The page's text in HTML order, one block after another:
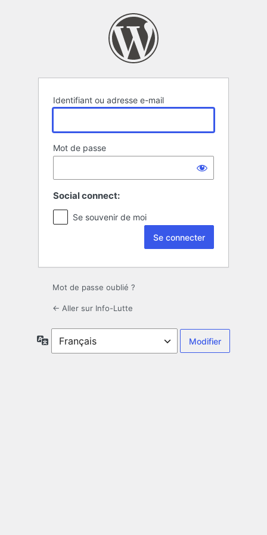
Identifiant ou adresse e-mail
Mot de passe
Social connect:
Se souvenir de moi
Mot de passe oublié ?
← Aller sur Info-Lutte
Langue